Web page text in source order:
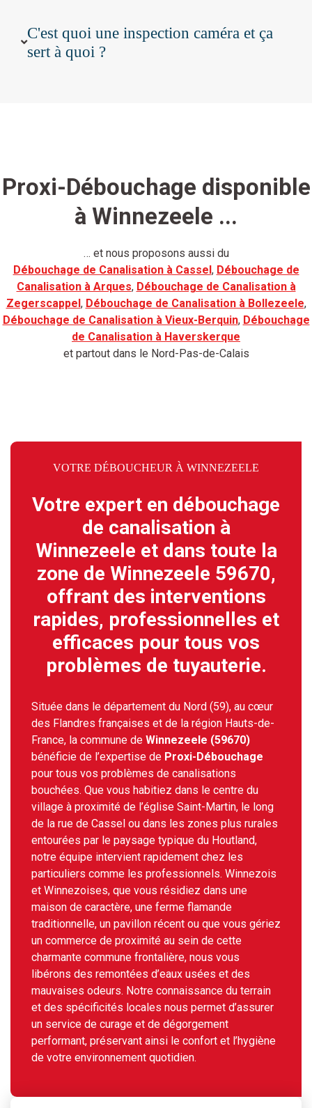
C'est quoi une inspection caméra et ça
sert à quoi ?
Proxi-Débouchage disponible
à Winnezeele ...
… et nous proposons aussi du
Débouchage de Canalisation à Cassel, Débouchage de
Canalisation à Arques, Débouchage de Canalisation à
Zegerscappel, Débouchage de Canalisation à Bollezeele,
Débouchage de Canalisation à Vieux-Berquin, Débouchage
de Canalisation à Haverskerque
et partout dans le Nord-Pas-de-Calais
VOTRE DÉBOUCHEUR À WINNEZEELE
Votre expert en débouchage
de canalisation à
Winnezeele et dans toute la
zone de Winnezeele 59670,
offrant des interventions
rapides, professionnelles et
efficaces pour tous vos
problèmes de tuyauterie.
Située dans le département du Nord (59), au cœur
des Flandres françaises et de la région Hauts-de-
France, la commune de Winnezeele (59670)
bénéficie de l’expertise de Proxi-Débouchage
pour tous vos problèmes de canalisations
bouchées. Que vous habitiez dans le centre du
village à proximité de l’église Saint-Martin, le long
de la rue de Cassel ou dans les zones plus rurales
entourées par le paysage typique du Houtland,
notre équipe intervient rapidement chez les
particuliers comme les professionnels. Winnezois
et Winnezoises, que vous résidiez dans une
maison de caractère, une ferme flamande
traditionnelle, un pavillon récent ou que vous gériez
un commerce de proximité au sein de cette
charmante commune frontalière, nous vous
libérons des remontées d’eaux usées et des
mauvaises odeurs. Notre connaissance du terrain
et des spécificités locales nous permet d’assurer
un service de curage et de dégorgement
performant, préservant ainsi le confort et l’hygiène
de votre environnement quotidien.